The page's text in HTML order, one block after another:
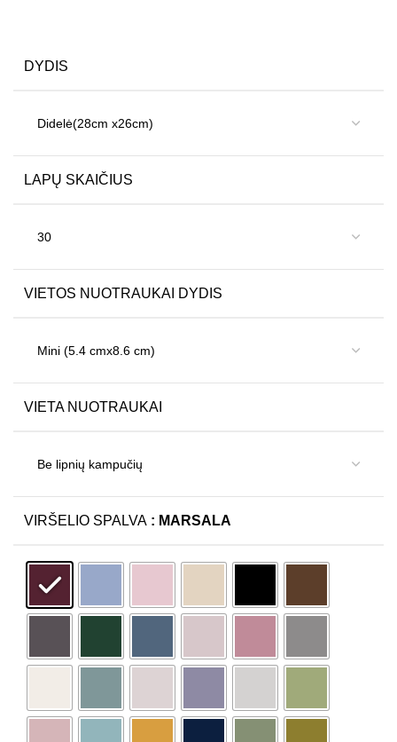
DYDIS
LAPŲ SKAIČIUS
VIETOS NUOTRAUKAI DYDIS
VIETA NUOTRAUKAI
VIRŠELIO SPALVA : MARSALA